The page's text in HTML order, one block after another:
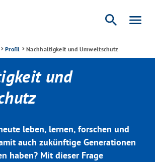
search menu
Profil Nachhaltigkeit und Umweltschutz
und
leben, lernen, forschen und
auch zukünftige Generationen
haben? Mit dieser Frage